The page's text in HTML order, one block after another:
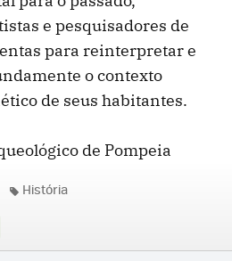
e pesquisadores de
para reinterpretar e
o contexto
de seus habitantes.
de Pompeia
História